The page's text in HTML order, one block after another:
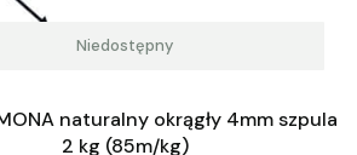
Niedostępny
naturalny okrągły 4mm szpula
2 kg (85m/kg)